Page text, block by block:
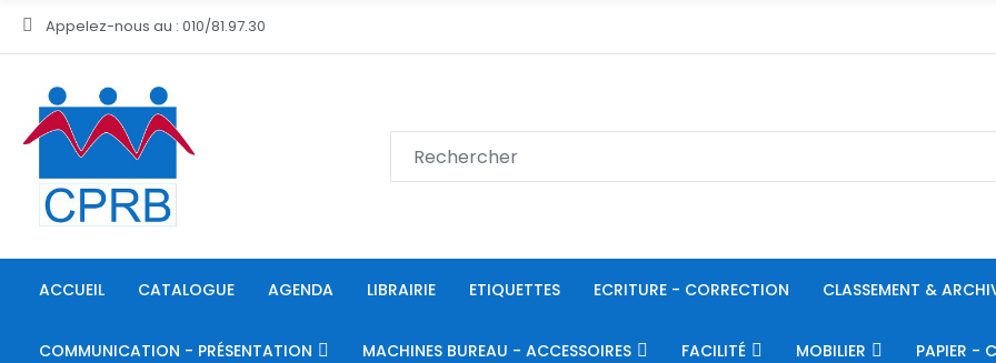
Appelez-nous au : 010/81.97.30
ACCUEIL CATALOGUE AGENDA LIBRAIRIE ETIQUETTES ECRITURE - CORRECTION CLASSEMENT &
COMMUNICATION - PRÉSENTATION MACHINES BUREAU - ACCESSOIRES FACILITÉ MOBILIER PAPIER -